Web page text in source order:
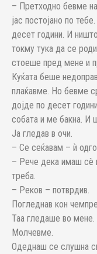
– Претходно бевме
јас постојано по
десет години. И
токму тука да се
стоеше пред мене и
Куќата беше
плаќавме. Но бевме
дојде по десет
собата и ме бакна. И
Ја гледав в очи.
– Се сеќавам – ѝ
– Рече дека имаш сè
треба.
– Реков – потврдив.
Погледнав кон
Таа гледаше во
Молчевме.
Одеднаш се слушна